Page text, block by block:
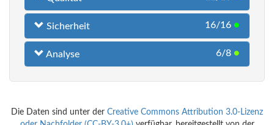
Sicherheit 16/16 ●
Analyse 6/8 ●
Die Daten sind unter der Creative Commons Attribution 3.0-Lizenz